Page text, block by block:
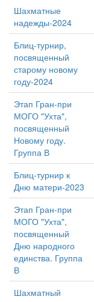
Шахматные
надежды-2024
Блиц-турнир,
посвященный
старому новому
году-2024
Этап Гран-при
МОГО "Ухта",
посвященный
Новому году.
Группа В
Блиц-турнир к
Дню матери-2023
Этап Гран-при
МОГО "Ухта",
посвященный
Дню народного
единства. Группа
В
Шахматный